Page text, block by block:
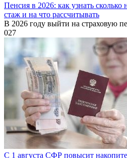
Пенсия в 2026: как узнать сколько
стаж и на что рассчитывать
В 2026 году выйти на страховую
027
С 1 августа СФР повысит